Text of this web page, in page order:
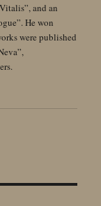
and an
He won
were published